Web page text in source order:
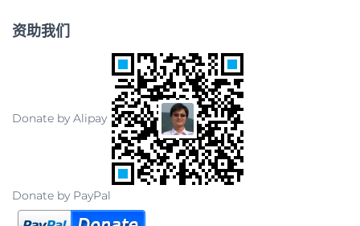
资助我们
Donate by Alipay
Donate by PayPal